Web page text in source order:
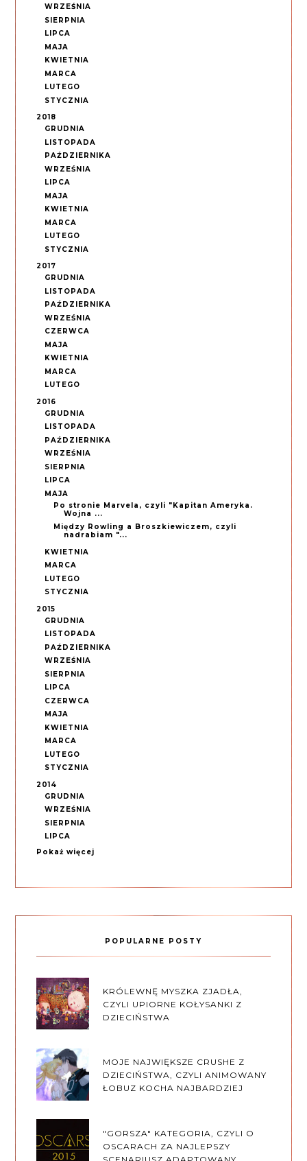
WRZEŚNIA
SIERPNIA
LIPCA
MAJA
KWIETNIA
MARCA
LUTEGO
STYCZNIA
2018
GRUDNIA
LISTOPADA
PAŹDZIERNIKA
WRZEŚNIA
LIPCA
MAJA
KWIETNIA
MARCA
LUTEGO
STYCZNIA
2017
GRUDNIA
LISTOPADA
PAŹDZIERNIKA
WRZEŚNIA
CZERWCA
MAJA
KWIETNIA
MARCA
LUTEGO
2016
GRUDNIA
LISTOPADA
PAŹDZIERNIKA
WRZEŚNIA
SIERPNIA
LIPCA
MAJA
Po stronie Marvela, czyli "Kapitan Ameryka.
Wojna ...
Między Rowling a Broszkiewiczem, czyli
nadrabiam "...
KWIETNIA
MARCA
LUTEGO
STYCZNIA
2015
GRUDNIA
LISTOPADA
PAŹDZIERNIKA
WRZEŚNIA
SIERPNIA
LIPCA
CZERWCA
MAJA
KWIETNIA
MARCA
LUTEGO
STYCZNIA
2014
GRUDNIA
WRZEŚNIA
SIERPNIA
LIPCA
Pokaż więcej
POPULARNE POSTY
KRÓLEWNĘ MYSZKA ZJADŁA,
CZYLI UPIORNE KOŁYSANKI Z
DZIECIŃSTWA
MOJE NAJWIĘKSZE CRUSHE Z
DZIECIŃSTWA, CZYLI ANIMOWANY
ŁOBUZ KOCHA NAJBARDZIEJ
"GORSZA" KATEGORIA, CZYLI O
OSCARACH ZA NAJLEPSZY